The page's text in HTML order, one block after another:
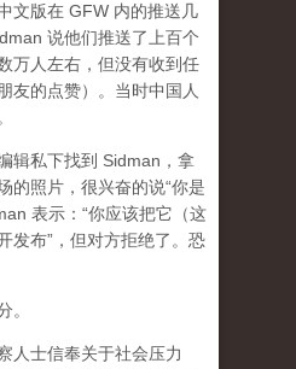
文版在 GFW 内的推送几
说他们推送了上百个
万人左右，但没有收到任
友的点赞）。当时中国人
辑私下找到 Sidman，拿
的照片，很兴奋的说“你是
表示：“你应该把它（这
发布”，但对方拒绝了。恐
。
人士信奉关于社会压力